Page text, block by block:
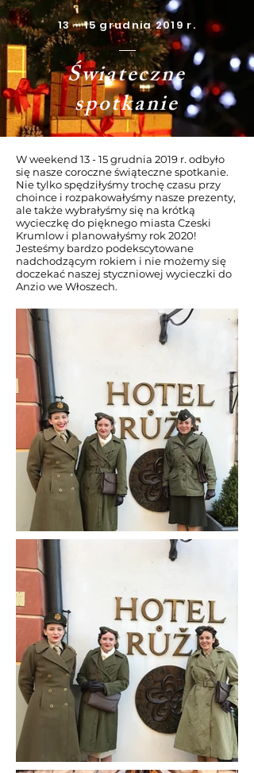
13 - 15 grudnia 2019 r.
Świąteczne
spotkanie
W weekend 13 - 15 grudnia 2019 r. odbyło
się nasze coroczne świąteczne spotkanie.
Nie tylko spędziłyśmy trochę czasu przy
choince i rozpakowałyśmy nasze prezenty,
ale także wybrałyśmy się na krótką
wycieczkę do pięknego miasta Czeski
Krumlow i planowałyśmy rok 2020!
Jesteśmy bardzo podekscytowane
nadchodzącym rokiem i nie możemy się
doczekać naszej styczniowej wycieczki do
Anzio we Włoszech.